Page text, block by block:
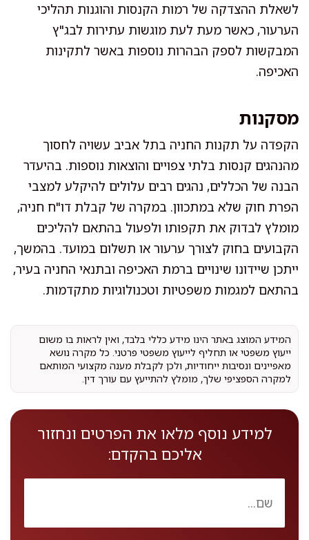
לשאלת ההצדקה של רמות הקנסות והוגנות תהליכי
הערעור, כאשר מעת לעת מוגשות עתירות לבג"ץ
המבקשות לספק הבהרות נוספות באשר לתקינות
האכיפה.
מסקנות
הקפדה על תקנות החניה בתל אביב עשויה לחסוך
מהנהגים קנסות בלתי צפויים והוצאות נוספות. בהיעדר
הבנה של הכללים, נהגים רבים עלולים להיקלע למצבי
הפרת חוק שלא במתכוון. במקרה של קבלת דו"ח חניה,
מומלץ לבדוק את תקפותו ולפעול בהתאם להליכים
הקבועים בחוק לצורך ערעור או תשלום במועד. בהמשך,
ייתכן שיידונו שינויים ברמת האכיפה ובתנאי החניה בעיר,
בהתאם למגמות משפטיות וטכנולוגיות מתקדמות.
המידע המוצג באתר הינו מידע כללי בלבד, ואין לראות בו משום
ייעוץ משפטי או תחליף לייעוץ משפטי פרטני. כל מקרה נושא
מאפיינים ונסיבות ייחודיות, ולכן לקבלת מענה מקצועי המותאם
למקרה הספציפי שלך, מומלץ להתייעץ עם עורך דין.
למידע נוסף מלאו את הפרטים ונחזור
אליכם בהקדם: